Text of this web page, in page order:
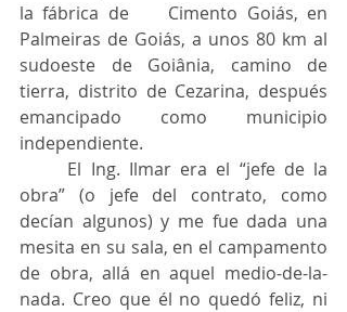
la fábrica de 	Cimento Goiás, en
Palmeiras de Goiás, a unos 80 km al
sudoeste de Goiânia, camino de
tierra, distrito de Cezarina, después
emancipado como municipio
independiente.
obra” (o jefe del contrato, como
decían algunos) y me fue dada una
mesita en su sala, en el campamento
de obra, allá en aquel medio-de-la-
nada. Creo que él no quedó feliz, ni